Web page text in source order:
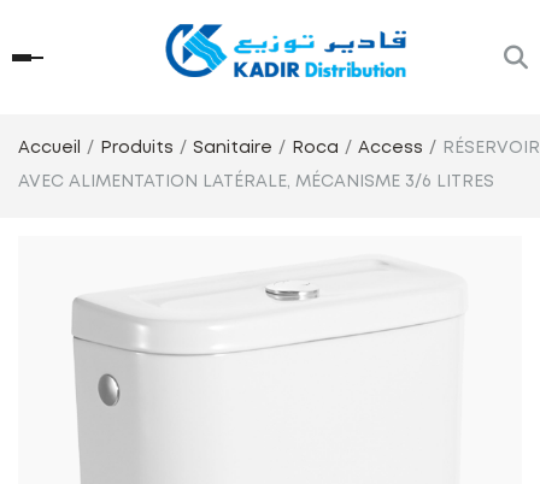
Accueil Produits Sanitaire Roca Access RÉSERVOIR
AVEC ALIMENTATION LATÉRALE, MÉCANISME 3/6 LITRES